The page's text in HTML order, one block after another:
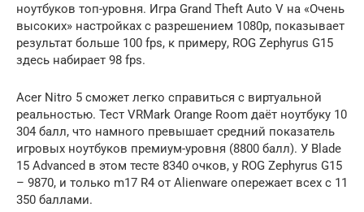
ноутбуков топ-уровня. Игра Grand Theft Auto V на «Очень
высоких» настройках с разрешением 1080p, показывает
результат больше 100 fps, к примеру, ROG Zephyrus G15
здесь набирает 98 fps.
Acer Nitro 5 сможет легко справиться с виртуальной
реальностью. Тест VRMark Orange Room даёт ноутбуку 10
304 балл, что намного превышает средний показатель
игровых ноутбуков премиум-уровня (8800 балл). У Blade
15 Advanced в этом тесте 8340 очков, у ROG Zephyrus G15
– 9870, и только m17 R4 от Alienware опережает всех с 11
350 баллами.